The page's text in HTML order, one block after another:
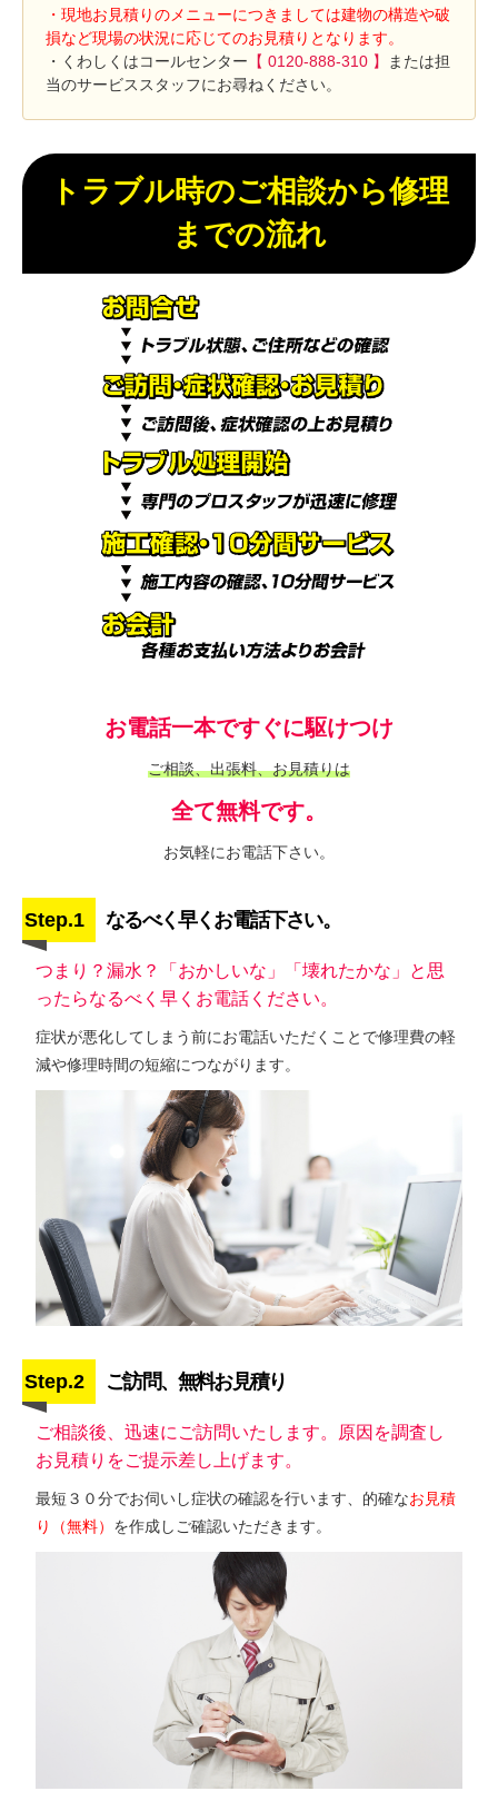
・現地お見積りのメニューにつきましては建物の構造や破
損など現場の状況に応じてのお見積りとなります。
・くわしくはコールセンター 【 0120-888-310 】
または担
当のサービススタッフにお尋ねください。
トラブル時のご相談から修理
までの流れ
お電話一本ですぐに駆けつけ
ご相談、出張料、お見積りは
全て無料です。
お気軽にお電話下さい。
Step.1 なるべく早くお電話下さい。
つまり？漏水？「おかしいな」「壊れたかな」と思
ったらなるべく早くお電話ください。
症状が悪化してしまう前にお電話いただくことで修理費の軽
減や修理時間の短縮につながります。
Step.2 ご訪問、無料お見積り
ご相談後、迅速にご訪問いたします。原因を調査し
お見積りをご提示差し上げます。
最短３０分でお伺いし症状の確認を行います、的確なお見積
り（無料） を作成しご確認いただきます。